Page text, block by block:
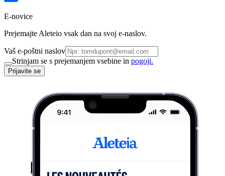
E-novice
Prejemajte Aleteio vsak dan na svoj e-naslov.
Vaš e-poštni naslov
Strinjam se s prejemanjem vsebine in pogoji.
Prijavite se